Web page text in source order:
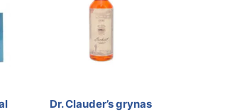
Dr. Clauder’s grynas